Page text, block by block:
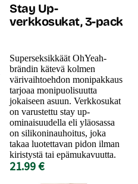
Stay Up-
verkkosukat, 3-pack
Superseksikkäät OhYeah-
brändin kätevä kolmen
värivaihtoehdon monipakkaus
tarjoaa monipuolisuutta
jokaiseen asuun. Verkkosukat
on varustettu stay up-
ominaisuudella eli yläosassa
on silikoninauhoitus, joka
takaa luotettavan pidon ilman
kiristystä tai epämukavuutta.
21.99 €